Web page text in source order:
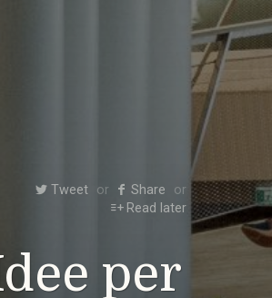
Tweet
Share
Read later
per